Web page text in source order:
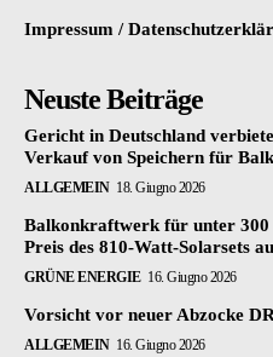
Impressum /
Neuste Beiträge
Gericht in Deutschland
Verkauf von Speichern für
ALLGEMEIN 18. Giugno 2026
Balkonkraftwerk für unter 300
Preis des 810-Watt-Solarsets
GRÜNE ENERGIE 16. Giugno 2026
Vorsicht vor neuer Abzocke
ALLGEMEIN 16. Giugno 2026